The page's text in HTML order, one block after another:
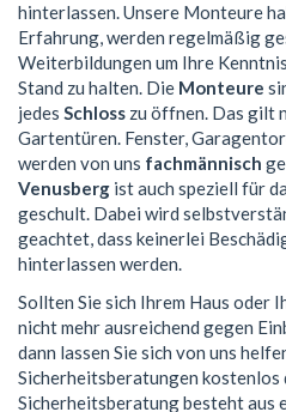
hinterlassen. Unsere Monteure
Erfahrung, werden regelmäßig
Weiterbildungen um Ihre
Stand zu halten. Die Monteure
jedes Schloss zu öffnen. Das gilt
Gartentüren. Fenster,
werden von uns fachmännisch
Venusberg ist auch speziell für
geschult. Dabei wird
geachtet, dass keinerlei
hinterlassen werden.
Sollten Sie sich Ihrem Haus oder
nicht mehr ausreichend gegen
dann lassen Sie sich von uns
Sicherheitsberatungen kostenlos
Sicherheitsberatung besteht aus